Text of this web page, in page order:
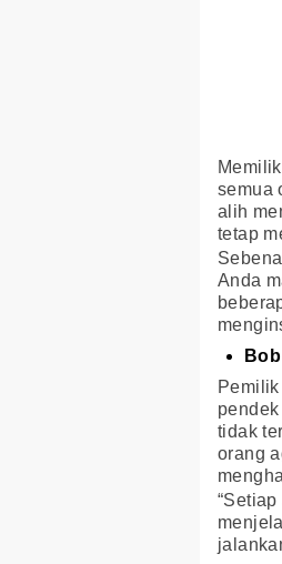
semua
alih
tetap
Anda
tidak
orang